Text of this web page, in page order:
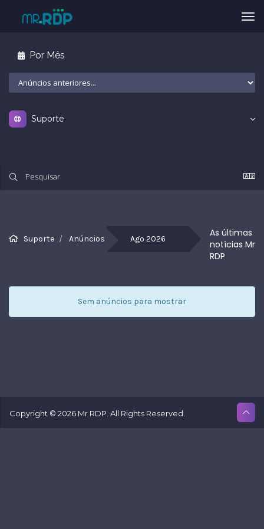
Por Mês
Suporte
Suporte Anúncios Ago 2026
As últimas
notícias Mr
RDP
Sem anúncios para mostrar
Copyright © 2026 Mr RDP. All Rights Reserved.